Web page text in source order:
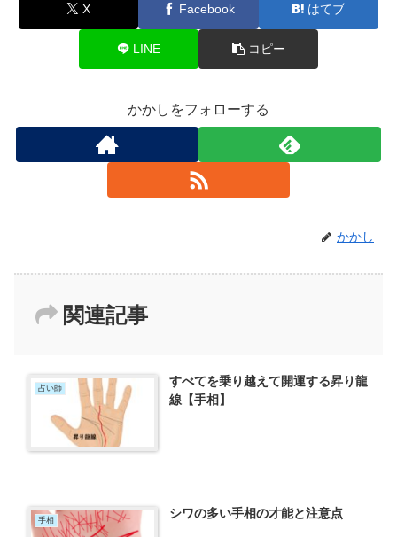
X Facebook はてブ
LINE コピー
かかしをフォローする
かかし
関連記事
占い師
すべてを乗り越えて開運する昇り龍
線【手相】
手相 シワの多い手相の才能と注意点